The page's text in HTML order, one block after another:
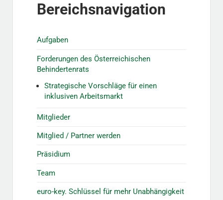
Bereichsnavigation
Aufgaben
Forderungen des Österreichischen
Behindertenrats
Strategische Vorschläge für einen
inklusiven Arbeitsmarkt
Mitglieder
Mitglied / Partner werden
Präsidium
Team
euro-key. Schlüssel für mehr Unabhängigkeit